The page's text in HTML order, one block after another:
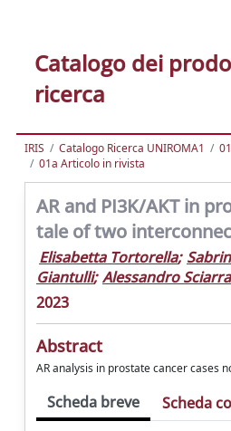
Catalogo dei
ricerca
IRIS Catalogo Ricerca UNIROMA1
01a Articolo in rivista
AR and PI3K/AKT in
tale of two
Elisabetta Tortorella;
Giantulli; Alessandro Sciarra
2023
Abstract
AR analysis in prostate cancer cases
Scheda breve Scheda